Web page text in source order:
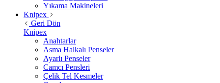
Yıkama Makineleri
Knipex
Geri Dön
Knipex
Anahtarlar
Asma Halkalı Penseler
Ayarlı Penseler
Camcı Pensleri
Çelik Tel Kesmeler